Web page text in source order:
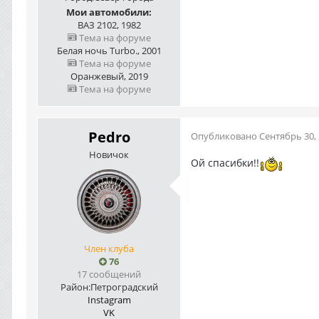
Мои автомобили:
ВАЗ 2102, 1982
Тема на форуме
Белая ночь Turbo., 2001
Тема на форуме
Оранжевый, 2019
Тема на форуме
Pedro
Новичок
Член клуба
76
17 сообщений
Район:Петроградский
Instagram
VK
Опубликовано Сентябрь 30,
Ой спасибки!!